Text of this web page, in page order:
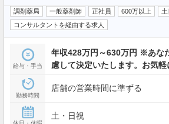
調剤薬局 一般薬剤師 正社員 600万以上
コンサルタントを経由する求人
給与・手当
年収428万円～630万円 ※あな
慮して決定いたします。お気軽
勤務時間
店舗の営業時間に準ずる
土・日祝